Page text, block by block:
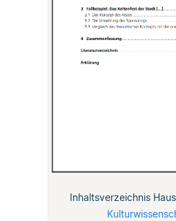
Inhaltsverzeichnis